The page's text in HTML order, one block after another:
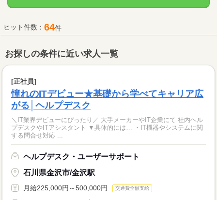
ヒット件数： 64件
お探しの条件に近い求人一覧
[正社員]
憧れのITデビュー★基礎から学べてキャリア広
がる│ヘルプデスク
＼IT業界デビューにぴったり／ 大手メーカーやIT企業にて 社内ヘル
プデスクやITアシスタント ▼具体的には… ・IT機器やシステムに関
する問合せ対応 ...
ヘルプデスク・ユーザーサポート
石川県金沢市/金沢駅
月給225,000円～500,000円 交通費全額支給